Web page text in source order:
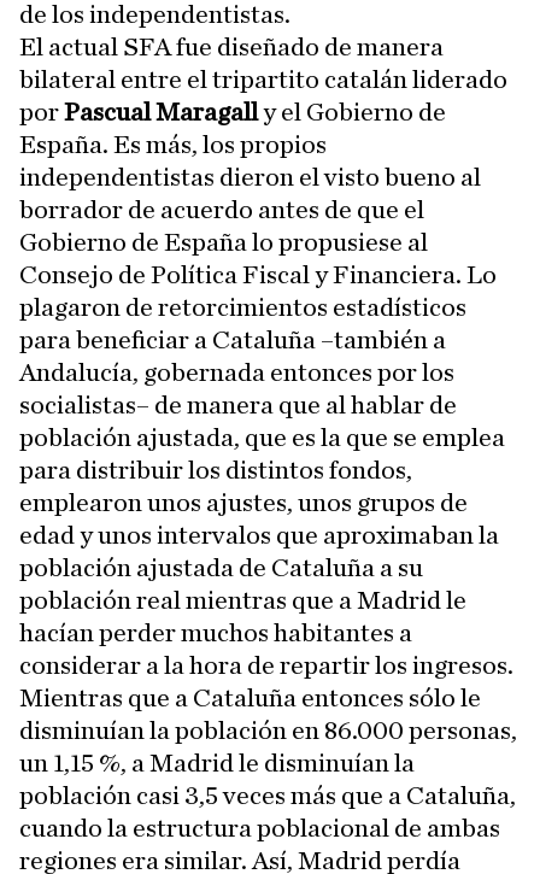
de los independentistas.
El actual SFA fue diseñado de manera
bilateral entre el tripartito catalán liderado
porPascual Maragally el Gobierno de
España. Es más, los propios
independentistas dieron el visto bueno al
borrador de acuerdo antes de que el
Gobierno de España lo propusiese al
Consejo de Política Fiscal y Financiera. Lo
plagaron de retorcimientos estadísticos
para beneficiar a Cataluña –también a
Andalucía, gobernada entonces por los
socialistas– de manera que al hablar de
población ajustada, que es la que se emplea
para distribuir los distintos fondos,
emplearon unos ajustes, unos grupos de
edad y unos intervalos que aproximaban la
población ajustada de Cataluña a su
población real mientras que a Madrid le
hacían perder muchos habitantes a
considerar a la hora de repartir los ingresos.
Mientras que a Cataluña entonces sólo le
disminuían la población en 86.000 personas,
un 1,15 %, a Madrid le disminuían la
población casi 3,5 veces más que a Cataluña,
cuando la estructura poblacional de ambas
regiones era similar. Así, Madrid perdía